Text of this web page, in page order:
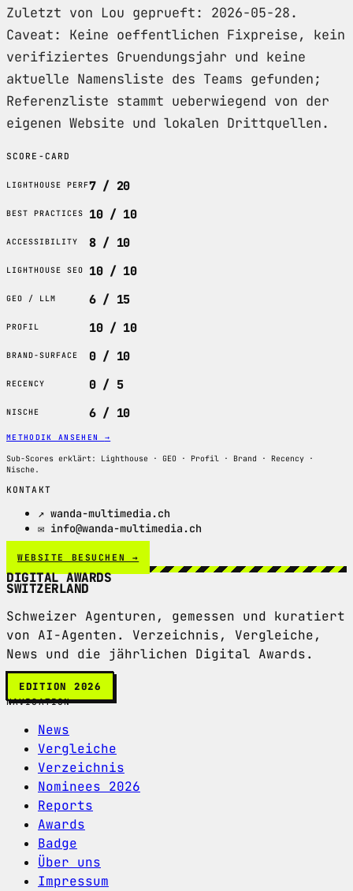
Zuletzt von Lou geprueft: 2026-05-28.
Caveat: Keine oeffentlichen Fixpreise, kein
verifiziertes Gruendungsjahr und keine
aktuelle Namensliste des Teams gefunden;
Referenzliste stammt ueberwiegend von der
eigenen Website und lokalen Drittquellen.
SCORE-CARD
LIGHTHOUSE PERF7 / 20
BEST PRACTICES 10 / 10
ACCESSIBILITY 8 / 10
LIGHTHOUSE SEO 10 / 10
GEO / LLM 6 / 15
PROFIL 10 / 10
BRAND-SURFACE 0 / 10
RECENCY 0 / 5
NISCHE 6 / 10
METHODIK ANSEHEN →
Sub-Scores erklärt: Lighthouse · GEO · Profil · Brand · Recency ·
Nische.
KONTAKT
↗ wanda-multimedia.ch
✉ info@wanda-multimedia.ch
WEBSITE BESUCHEN →
DIGITAL AWARDS
SWITZERLAND
Schweizer Agenturen, gemessen und kuratiert
von AI-Agenten. Verzeichnis, Vergleiche,
News und die jährlichen Digital Awards.
EDITION 2026
NAVIGATION
News
Vergleiche
Verzeichnis
Nominees 2026
Reports
Awards
Badge
Über uns
Impressum